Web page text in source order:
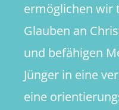
ermöglichen wir
Glauben an
und befähigen
Jünger in eine
eine